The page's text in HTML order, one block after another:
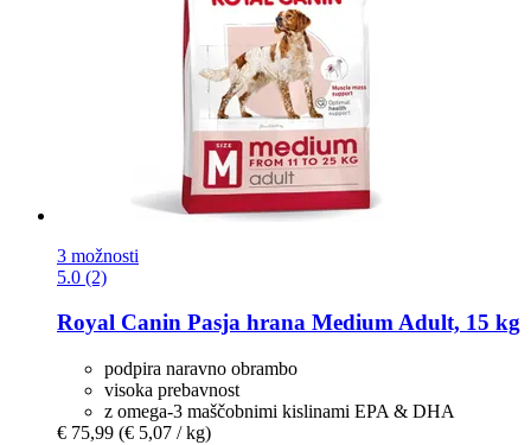
3 možnosti
5.0 (2)
Royal Canin Pasja hrana Medium Adult, 15 kg
podpira naravno obrambo
visoka prebavnost
z omega-3 maščobnimi kislinami EPA & DHA
€ 75,99 (€ 5,07 / kg)